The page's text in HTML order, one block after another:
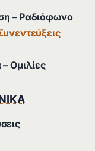
– Ραδιόφωνο
Ομιλίες